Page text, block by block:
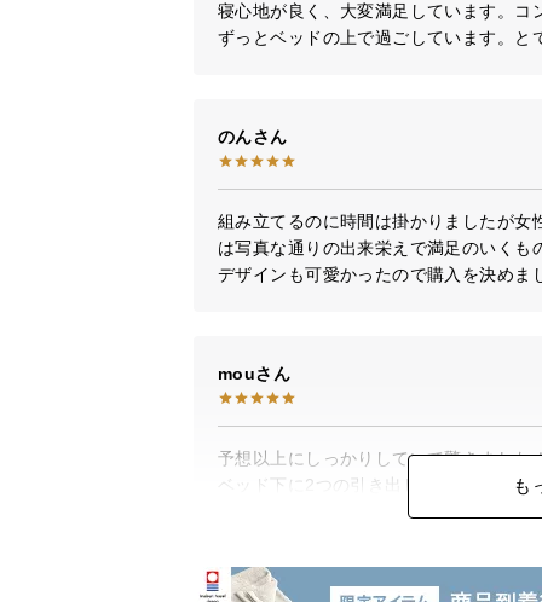
寝心地が良く、大変満足しています。
ずっとベッドの上で過ごしています。と
のん
組み立てるのに時間は掛かりましたが
は写真な通りの出来栄えで満足のいく
デザインも可愛かったので購入を決めま
mou
予想以上にしっかりしていて驚きました
ベッド下に2つの引き出しがあり、収納
収納が少ない部屋にはとてもおすすめで
も